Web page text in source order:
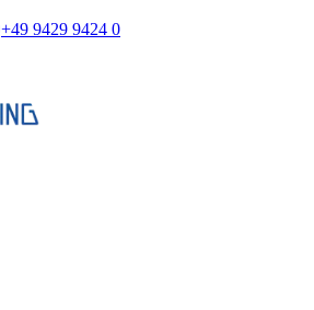
+49 9429 9424 0